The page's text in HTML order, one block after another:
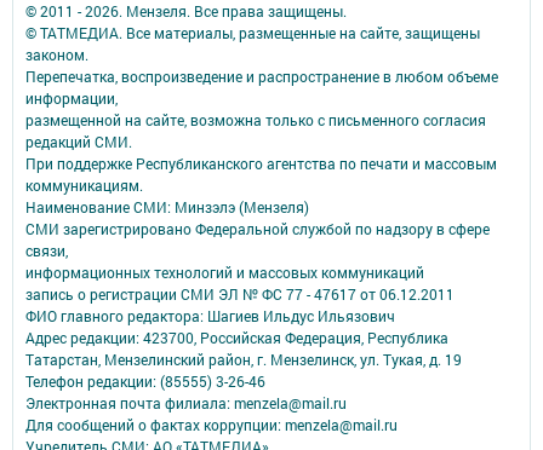
© 2011 - 2026. Мензеля. Все права защищены.
© ТАТМЕДИА. Все материалы, размещенные на сайте, защищены
законом.
Перепечатка, воспроизведение и распространение в любом объеме
информации,
размещенной на сайте, возможна только с письменного согласия
редакций СМИ.
При поддержке Республиканского агентства по печати и массовым
коммуникациям.
Наименование СМИ: Минзэлэ (Мензеля)
СМИ зарегистрировано Федеральной службой по надзору в сфере
связи,
информационных технологий и массовых коммуникаций
запись о регистрации СМИ ЭЛ № ФС 77 - 47617 от 06.12.2011
ФИО главного редактора: Шагиев Ильдус Ильязович
Адрес редакции: 423700, Российская Федерация, Республика
Татарстан, Мензелинский район, г. Мензелинск, ул. Тукая, д. 19
Телефон редакции: (85555) 3-26-46
Электронная почта филиала: menzela@mail.ru
Для сообщений о фактах коррупции: menzela@mail.ru